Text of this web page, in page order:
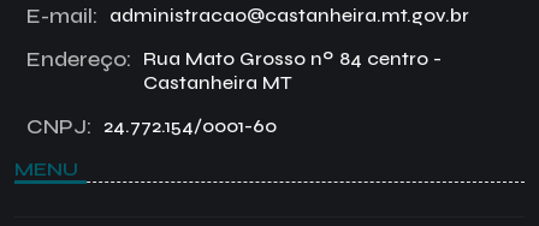
E-mail: administracao@castanheira.mt.gov.br
Endereço:
Rua Mato Grosso nº 84 centro -
Castanheira MT
CNPJ: 24.772.154/0001-60
MENU